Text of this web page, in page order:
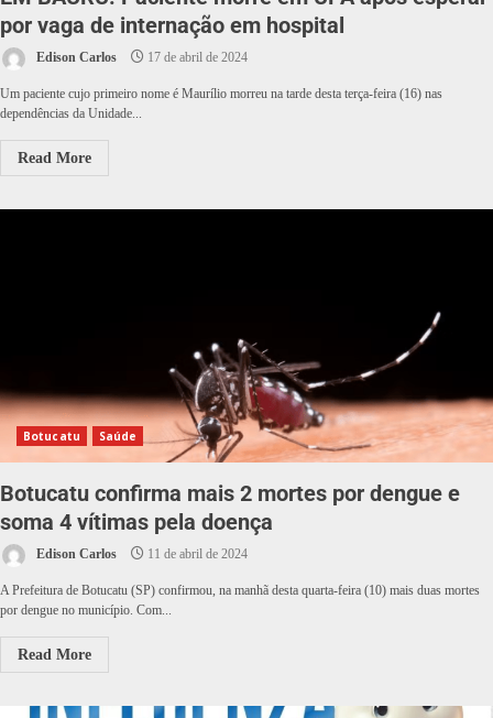
por vaga de internação em hospital
Edison Carlos 17 de abril de 2024
Um paciente cujo primeiro nome é Maurílio morreu na tarde desta terça-feira (16) nas
dependências da Unidade...
Read More
Botucatu Saúde
Botucatu confirma mais 2 mortes por dengue e
soma 4 vítimas pela doença
Edison Carlos 11 de abril de 2024
A Prefeitura de Botucatu (SP) confirmou, na manhã desta quarta-feira (10) mais duas mortes
por dengue no município. Com...
Read More